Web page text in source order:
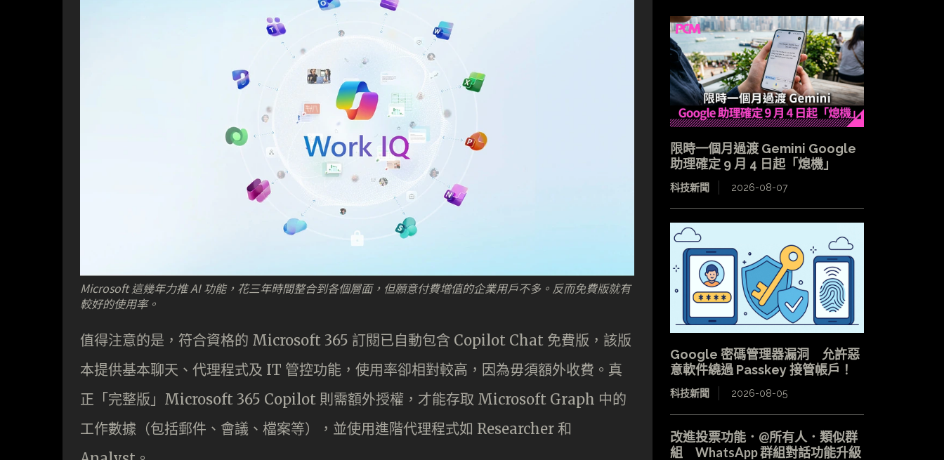
Microsoft 這幾年力推 AI 功能，花三年時間整合到各個層面，但願意付費增值的企業用戶不多。反而免費版就有
較好的使用率。
值得注意的是，符合資格的 Microsoft 365 訂閱已自動包含 Copilot Chat 免費版，該版
本提供基本聊天、代理程式及 IT 管控功能，使用率卻相對較高，因為毋須額外收費。真
正「完整版」Microsoft 365 Copilot 則需額外授權，才能存取 Microsoft Graph 中的
工作數據（包括郵件、會議、檔案等），並使用進階代理程式如 Researcher 和
限時一個月過渡 Gemini Google
助理確定 9 月 4 日起「熄機」
科技新聞 2026-08-07
Google 密碼管理器漏洞 允許惡
意軟件繞過 Passkey 接管帳戶！
科技新聞 2026-08-05
改進投票功能．@所有人．類似群
組 WhatsApp 群組對話功能升級